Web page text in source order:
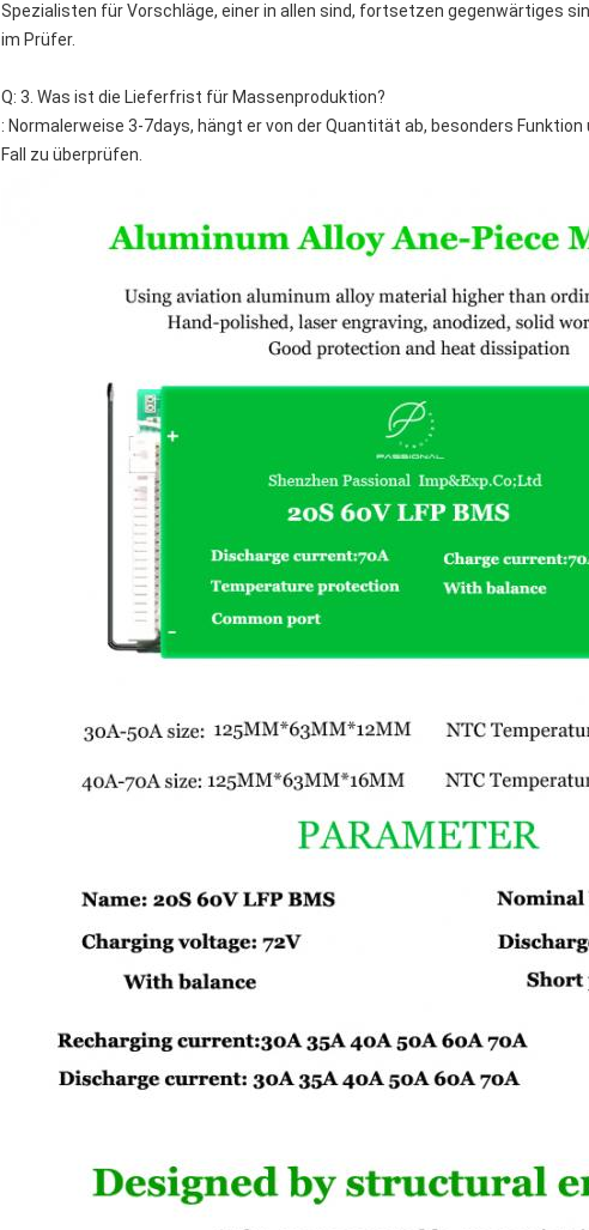
Spezialisten für Vorschläge, einer in allen sind, fortsetzen gegenwärtiges
im Prüfer.
Q: 3. Was ist die Lieferfrist für Massenproduktion?
: Normalerweise 3-7days, hängt er von der Quantität ab, besonders
Fall zu überprüfen.